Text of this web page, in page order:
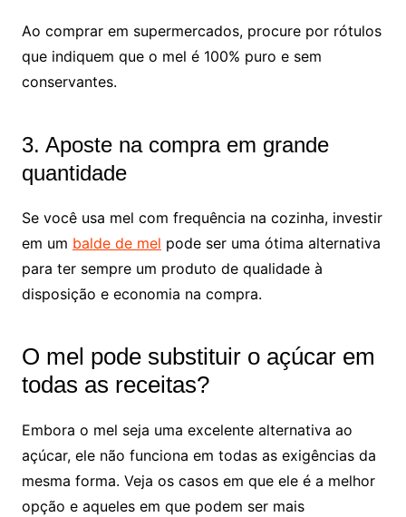
Ao comprar em supermercados, procure por rótulos
que indiquem que o mel é 100% puro e sem
conservantes.
3. Aposte na compra em grande
quantidade
Se você usa mel com frequência na cozinha, investir
em um balde de mel pode ser uma ótima alternativa
para ter sempre um produto de qualidade à
disposição e economia na compra.
O mel pode substituir o açúcar em
todas as receitas?
Embora o mel seja uma excelente alternativa ao
açúcar, ele não funciona em todas as exigências da
mesma forma. Veja os casos em que ele é a melhor
opção e aqueles em que podem ser mais